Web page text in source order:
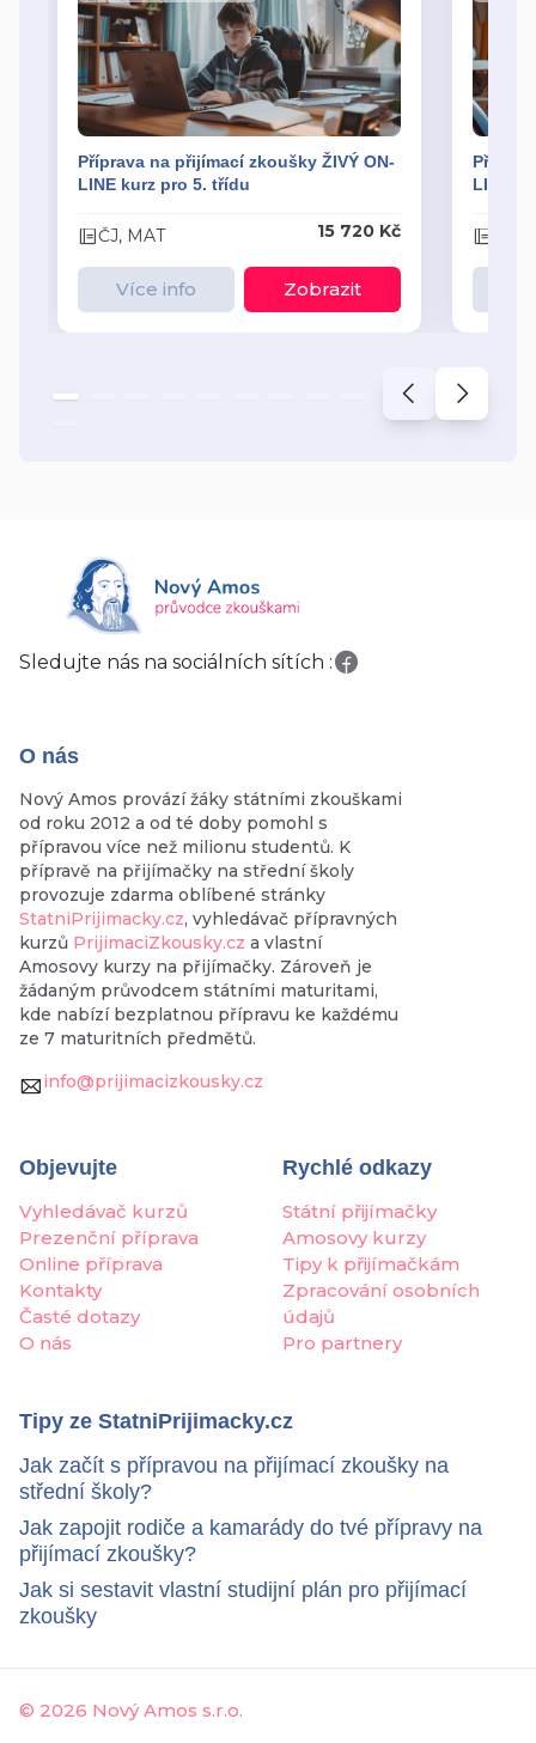
Příprava na přijímací zkoušky ŽIVÝ ON-
LINE kurz pro 5. třídu
ČJ, MAT 15 720 Kč
Více info Zobrazit
LINE
Sledujte nás na sociálních sítích :
O nás
Nový Amos provází žáky státními zkouškami
od roku 2012 a od té doby pomohl s
přípravou více než milionu studentů. K
přípravě na přijímačky na střední školy
provozuje zdarma oblíbené stránky
StatniPrijimacky.cz, vyhledávač přípravných
kurzů PrijimaciZkousky.cz a vlastní
Amosovy kurzy na přijímačky. Zároveň je
žádaným průvodcem státními maturitami,
kde nabízí bezplatnou přípravu ke každému
ze 7 maturitních předmětů.
info@prijimacizkousky.cz
Objevujte
Vyhledávač kurzů
Prezenční příprava
Online příprava
Kontakty
Časté dotazy
O nás
Rychlé odkazy
Státní přijímačky
Amosovy kurzy
Tipy k přijímačkám
Zpracování osobních
údajů
Pro partnery
Tipy ze StatniPrijimacky.cz
Jak začít s přípravou na přijímací zkoušky na
střední školy?
Jak zapojit rodiče a kamarády do tvé přípravy na
přijímací zkoušky?
Jak si sestavit vlastní studijní plán pro přijímací
zkoušky
© 2026 Nový Amos s.r.o.